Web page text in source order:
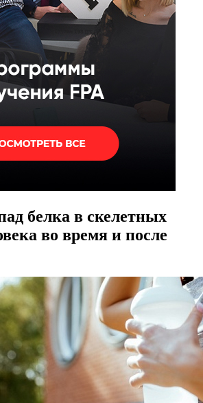
белка в скелетных
во время и после